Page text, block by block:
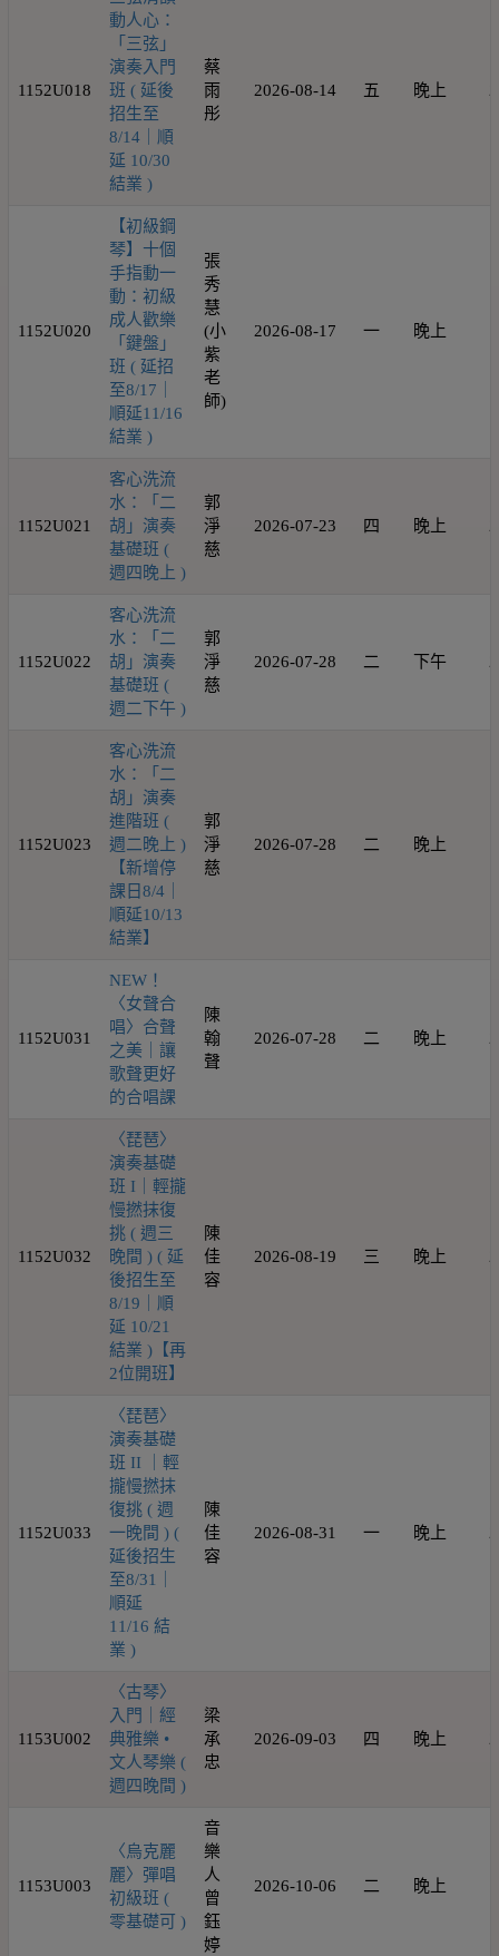
1152U018
動人心：
「三弦」
演奏入門
班 ( 延後
招生至
8/14｜順
延 10/30
結業 )
蔡
雨
彤
2026-08-14 五 晚上
1152U020
【初級鋼
琴】十個
手指動一
動：初級
成人歡樂
「鍵盤」
班 ( 延招
至8/17｜
順延11/16
結業 )
張
秀
慧
(小
紫
老
師)
2026-08-17 一 晚上
1152U021
客心洗流
水：「二
胡」演奏
基礎班 (
週四晚上 )
郭
淨
慈
2026-07-23 四 晚上
1152U022
客心洗流
水：「二
胡」演奏
基礎班 (
週二下午 )
郭
淨
慈
2026-07-28 二 下午
1152U023
客心洗流
水：「二
胡」演奏
進階班 (
週二晚上 )
【新增停
課日8/4｜
順延10/13
結業】
郭
淨
慈
2026-07-28 二 晚上
1152U031
NEW！
〈女聲合
唱〉合聲
之美｜讓
歌聲更好
的合唱課
陳
翰
聲
2026-07-28 二 晚上
1152U032
〈琵琶〉
演奏基礎
班 I｜輕攏
慢撚抹復
挑 ( 週三
晚間 ) ( 延
後招生至
8/19｜順
延 10/21
結業 )【再
2位開班】
陳
佳
容
2026-08-19 三 晚上
1152U033
〈琵琶〉
演奏基礎
班 II ｜輕
攏慢撚抹
復挑 ( 週
一晚間 ) (
延後招生
至8/31｜
順延
11/16 結
業 )
陳
佳
容
2026-08-31 一 晚上
1153U002
〈古琴〉
入門｜經
典雅樂 •
文人琴樂 (
週四晚間 )
梁
承
忠
2026-09-03 四 晚上
1153U003
〈烏克麗
麗〉彈唱
初級班 (
零基礎可 )
音
樂
人
曾
鈺
婷
2026-10-06 二 晚上